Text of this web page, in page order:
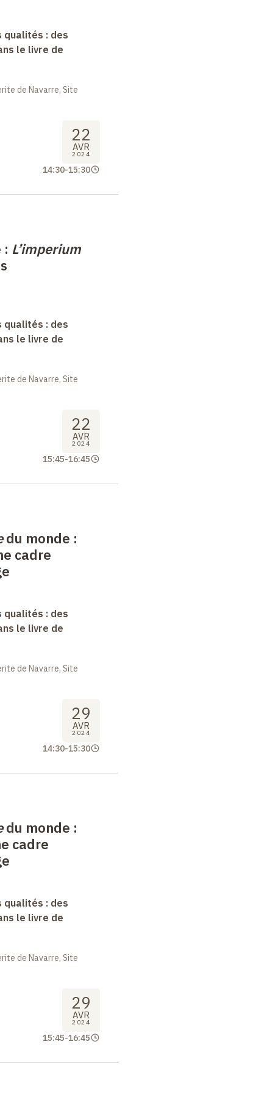
qualités : des
le livre de
de Navarre, Site
22
AVR
2024
14:30-15:30
: L’imperium
qualités : des
le livre de
de Navarre, Site
22
AVR
2024
15:45-16:45
du monde :
cadre
qualités : des
le livre de
de Navarre, Site
29
AVR
2024
14:30-15:30
du monde :
cadre
qualités : des
le livre de
de Navarre, Site
29
AVR
2024
15:45-16:45